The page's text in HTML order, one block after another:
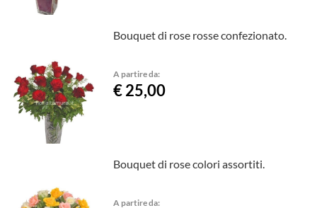
Bouquet di rose rosse confezionato.
A partire da:
€ 25,00
Bouquet di rose colori assortiti.
A partire da: